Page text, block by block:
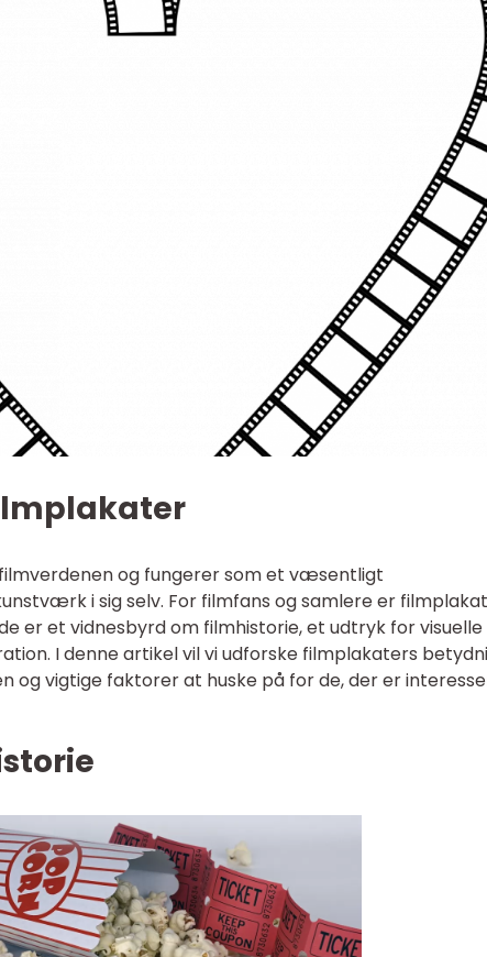
og fungerer som et væsentligt
i sig selv. For filmfans og samlere er
er et vidnesbyrd om filmhistorie, et udtryk for visuelle
I denne artikel vil vi udforske filmplakaters
og vigtige faktorer at huske på for de, der er